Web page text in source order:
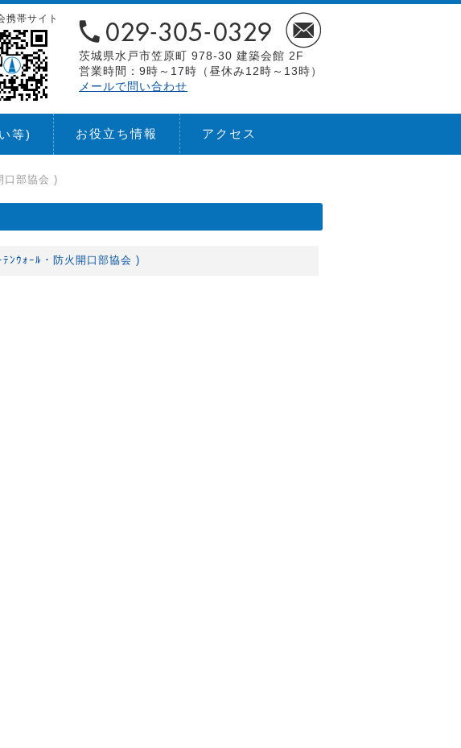
茨城県水戸市笠原町 978-30 建築会館 2F
営業時間：9時～17時（昼休み12時～13時）
メールで問い合わせ
携帯サイト
等) お役立ち情報 アクセス
口部協会 )
ﾝｳｫｰﾙ・防火開口部協会 )